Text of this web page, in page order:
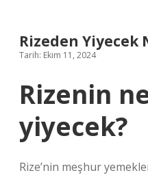
Rizeden Yiyecek
Tarih: Ekim 11, 2024
Rizenin
yiyecek?
Rize’nin meşhur